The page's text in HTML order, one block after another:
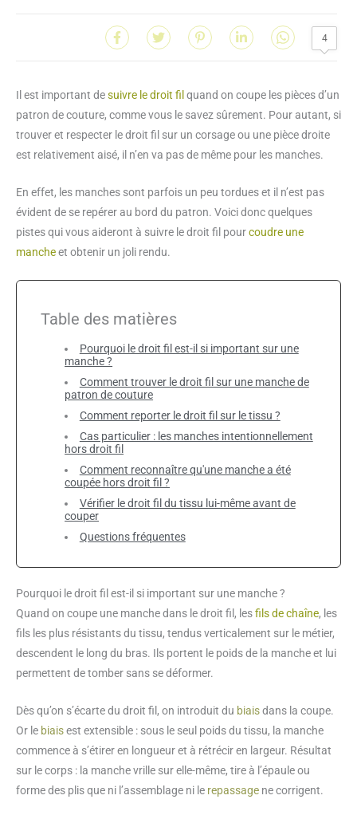
4
Il est important desuivre le droit fil quand on coupe les pièces d’un
patron de couture, comme vous le savez sûrement. Pour autant, si
trouver et respecter le droit fil sur un corsage ou une pièce droite
est relativement aisé, il n’en va pas de même pour les manches.
En effet, les manches sont parfois un peu tordues et il n’est pas
évident de se repérer au bord du patron. Voici donc quelques
pistes qui vous aideront à suivre le droit fil pourcoudre une
mancheet obtenir un joli rendu.
Table des matières
Pourquoi le droit fil est-il si important sur une
manche ?
Comment trouver le droit fil sur une manche de
patron de couture
Comment reporter le droit fil sur le tissu ?
Cas particulier : les manches intentionnellement
hors droit fil
Comment reconnaître qu'une manche a été
coupée hors droit fil ?
Vérifier le droit fil du tissu lui-même avant de
couper
Questions fréquentes
Pourquoi le droit fil est-il si important sur une manche ?
Quand on coupe une manche dans le droit fil, lesfils de chaîne, les
fils les plus résistants du tissu, tendus verticalement sur le métier,
descendent le long du bras. Ils portent le poids de la manche et lui
permettent de tomber sans se déformer.
Dès qu’on s’écarte du droit fil, on introduit du biaisdans la coupe.
Or le biaisest extensible : sous le seul poids du tissu, la manche
commence à s’étirer en longueur et à rétrécir en largeur. Résultat
sur le corps : la manche vrille sur elle-même, tire à l’épaule ou
forme des plis que ni l’assemblage ni le repassage ne corrigent.